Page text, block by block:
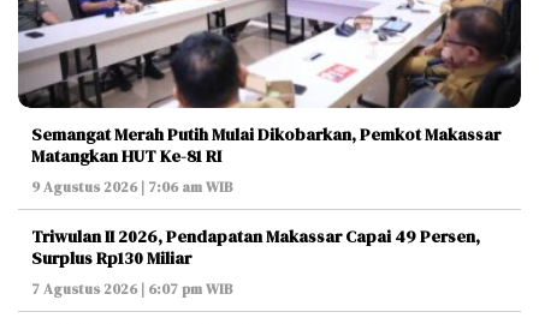
Semangat Merah Putih Mulai Dikobarkan, Pemkot Makassar
Matangkan HUT Ke-81 RI
9 Agustus 2026 | 7:06 am WIB
Triwulan II 2026, Pendapatan Makassar Capai 49 Persen,
Surplus Rp130 Miliar
7 Agustus 2026 | 6:07 pm WIB